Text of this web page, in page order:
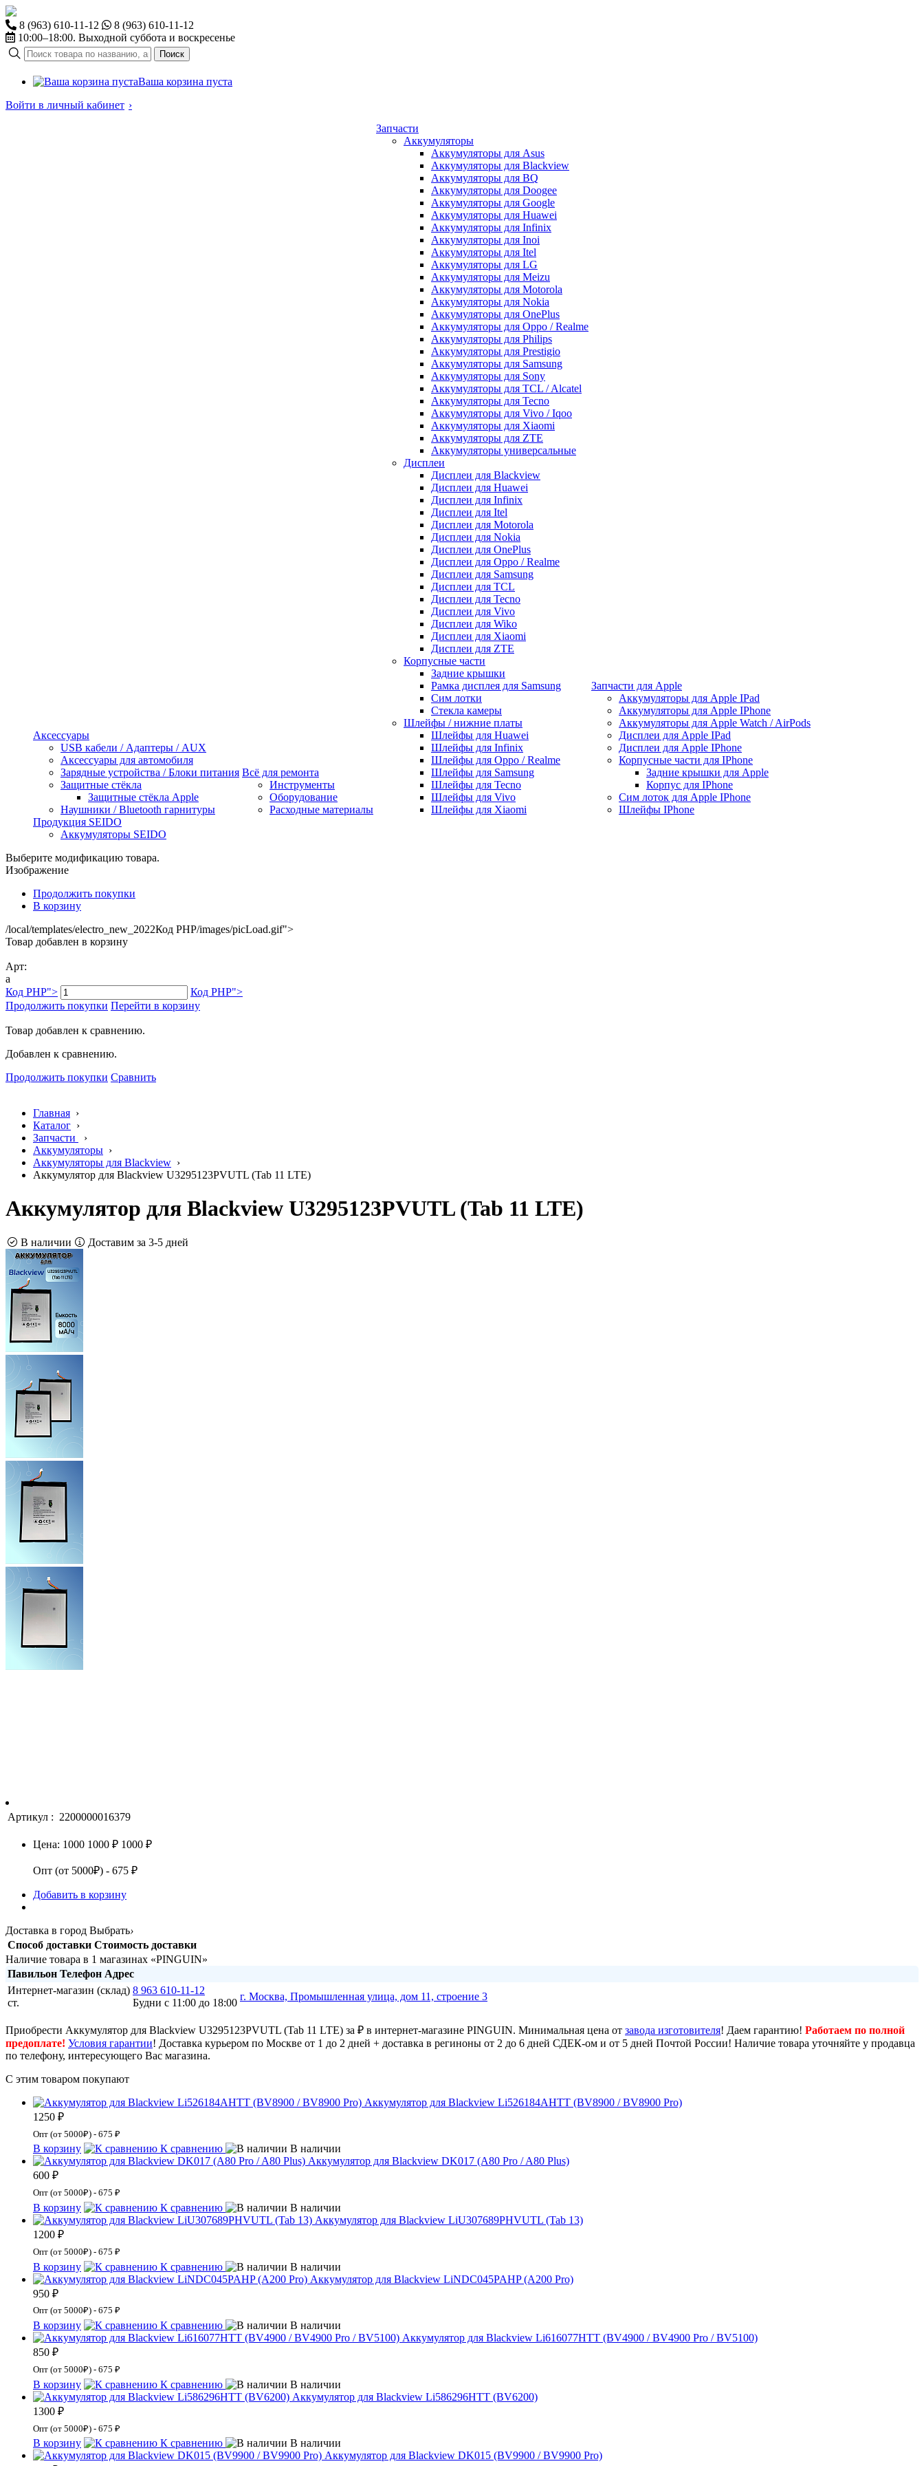
8 (963) 610-11-12
8 (963) 610-11-12
10:00–18:00. Выходной суббота и воскресенье
Поиск
Ваша корзина пуста
Войти в личный кабинет ›
Аксессуары
USB кабели / Адаптеры / AUX
Аксессуары для автомобиля
Зарядные устройства / Блоки питания
Защитные стёкла
Защитные стёкла Apple
Наушники / Bluetooth гарнитуры
Всё для ремонта
Инструменты
Оборудование
Расходные материалы
Запчасти
Аккумуляторы
Аккумуляторы для Asus
Аккумуляторы для Blackview
Аккумуляторы для BQ
Аккумуляторы для Doogee
Аккумуляторы для Google
Аккумуляторы для Huawei
Аккумуляторы для Infinix
Аккумуляторы для Inoi
Аккумуляторы для Itel
Аккумуляторы для LG
Аккумуляторы для Meizu
Аккумуляторы для Motorola
Аккумуляторы для Nokia
Аккумуляторы для OnePlus
Аккумуляторы для Oppo / Realme
Аккумуляторы для Philips
Аккумуляторы для Prestigio
Аккумуляторы для Samsung
Аккумуляторы для Sony
Аккумуляторы для TCL / Alcatel
Аккумуляторы для Tecno
Аккумуляторы для Vivo / Iqoo
Аккумуляторы для Xiaomi
Аккумуляторы для ZTE
Аккумуляторы универсальные
Дисплеи
Дисплеи для Blackview
Дисплеи для Huawei
Дисплеи для Infinix
Дисплеи для Itel
Дисплеи для Motorola
Дисплеи для Nokia
Дисплеи для OnePlus
Дисплеи для Oppo / Realme
Дисплеи для Samsung
Дисплеи для TCL
Дисплеи для Tecno
Дисплеи для Vivo
Дисплеи для Wiko
Дисплеи для Xiaomi
Дисплеи для ZTE
Корпусные части
Задние крышки
Рамка дисплея для Samsung
Сим лотки
Стекла камеры
Шлейфы / нижние платы
Шлейфы для Huawei
Шлейфы для Infinix
Шлейфы для Oppo / Realme
Шлейфы для Samsung
Шлейфы для Tecno
Шлейфы для Vivo
Шлейфы для Xiaomi
Запчасти для Apple
Аккумуляторы для Apple IPad
Аккумуляторы для Apple IPhone
Аккумуляторы для Apple Watch / AirPods
Дисплеи для Apple IPad
Дисплеи для Apple IPhone
Корпусные части для IPhone
Задние крышки для Apple
Корпус для IPhone
Сим лоток для Apple IPhone
Шлейфы IPhone
Продукция SEIDO
Аккумуляторы SEIDO
Выберите модификацию товара.
Изображение
Продолжить покупки
В корзину
/local/templates/electro_new_2022Код PHP/images/picLoad.gif">
Товар добавлен в корзину
Арт:
a
Код PHP"> Код PHP">
Продолжить покупки Перейти в корзину
Товар добавлен к сравнению.
Добавлен к сравнению.
Продолжить покупки Сравнить
Главная ›
Каталог ›
Запчасти
›
Аккумуляторы ›
Аккумуляторы для Blackview ›
Аккумулятор для Blackview U3295123PVUTL (Tab 11 LTE)
Аккумулятор для Blackview U3295123PVUTL (Tab 11 LTE)
В наличии Доставим за 3-5 дней
Артикул : 2200000016379
Цена: 1000 1000 ₽ 1000 ₽
Опт (от 5000₽) - 675 ₽
Добавить в корзину
Доставка в город Выбрать›
Способ доставки Стоимость доставки
Наличие товара в 1 магазинах «PINGUIN»
Павильон Телефон Адрес
Интернет-магазин (склад)
ст.
8 963 610-11-12
Будни с 11:00 до 18:00
г. Москва, Промышленная улица, дом 11, строение 3
Приобрести Аккумулятор для Blackview U3295123PVUTL (Tab 11 LTE) за ₽ в интернет-магазине PINGUIN. Минимальная цена от завода изготовителя! Даем гарантию! Работаем по полной
предоплате! Условия гарантии! Доставка курьером по Москве от 1 до 2 дней + доставка в региноны от 2 до 6 дней СДЕК-ом и от 5 дней Почтой России! Наличие товара уточняйте у продавца
по телефону, интересующего Вас магазина.
С этим товаром покупают
Аккумулятор для Blackview Li526184AHTT (BV8900 / BV8900 Pro)
1250 ₽
Опт (от 5000₽) - 675 ₽
В корзину К сравнению
В наличии
Аккумулятор для Blackview DK017 (A80 Pro / A80 Plus)
600 ₽
Опт (от 5000₽) - 675 ₽
В корзину К сравнению
В наличии
Аккумулятор для Blackview LiU307689PHVUTL (Tab 13)
1200 ₽
Опт (от 5000₽) - 675 ₽
В корзину К сравнению
В наличии
Аккумулятор для Blackview LiNDC045PAHP (A200 Pro)
950 ₽
Опт (от 5000₽) - 675 ₽
В корзину К сравнению
В наличии
Аккумулятор для Blackview Li616077HTT (BV4900 / BV4900 Pro / BV5100)
850 ₽
Опт (от 5000₽) - 675 ₽
В корзину К сравнению
В наличии
Аккумулятор для Blackview Li586296HTT (BV6200)
1300 ₽
Опт (от 5000₽) - 675 ₽
В корзину К сравнению
В наличии
Аккумулятор для Blackview DK015 (BV9900 / BV9900 Pro)